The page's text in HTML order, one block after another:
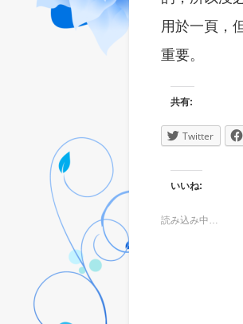
用於一頁，
重要。
共有:
Twitter
いいね:
読み込み中…